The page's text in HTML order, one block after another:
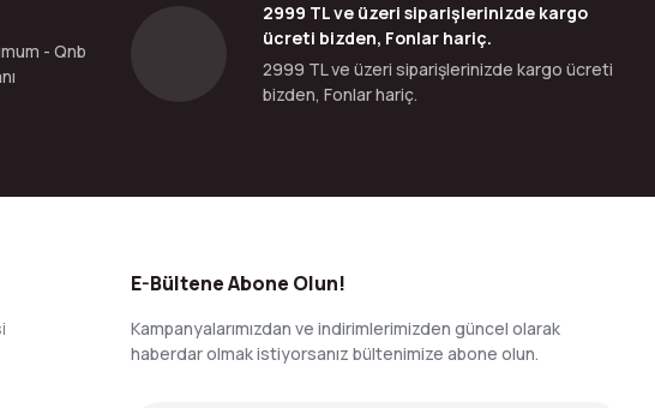
- Qnb
2999 TL ve üzeri siparişlerinizde kargo
ücreti bizden, Fonlar hariç.
2999 TL ve üzeri siparişlerinizde kargo ücreti
bizden, Fonlar hariç.
E-Bültene Abone Olun!
Kampanyalarımızdan ve indirimlerimizden güncel olarak
haberdar olmak istiyorsanız bültenimize abone olun.